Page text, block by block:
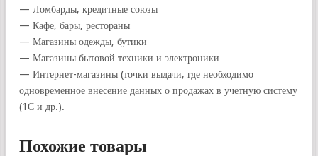
— Ломбарды, кредитные союзы
— Кафе, бары, рестораны
— Магазины одежды, бутики
— Магазины бытовой техники и электроники
— Интернет-магазины (точки выдачи, где необходимо
одновременное внесение данных о продажах в учетную систему
(1С и др.).
Похожие товары